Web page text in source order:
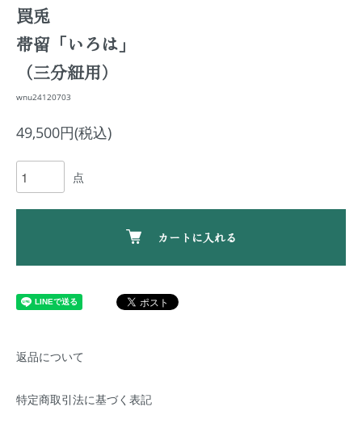
罠兎
帯留「いろは」
（三分紐用）
wnu24120703
49,500円(税込)
点
カートに入れる
返品について
特定商取引法に基づく表記